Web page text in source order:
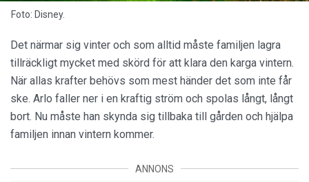
Foto: Disney.
Det närmar sig vinter och som alltid måste familjen lagra
tillräckligt mycket med skörd för att klara den karga vintern.
När allas krafter behövs som mest händer det som inte får
ske. Arlo faller ner i en kraftig ström och spolas långt, långt
bort. Nu måste han skynda sig tillbaka till gården och hjälpa
familjen innan vintern kommer.
ANNONS